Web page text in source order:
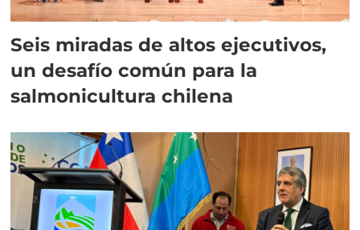
Seis miradas de altos ejecutivos,
un desafío común para la
salmonicultura chilena